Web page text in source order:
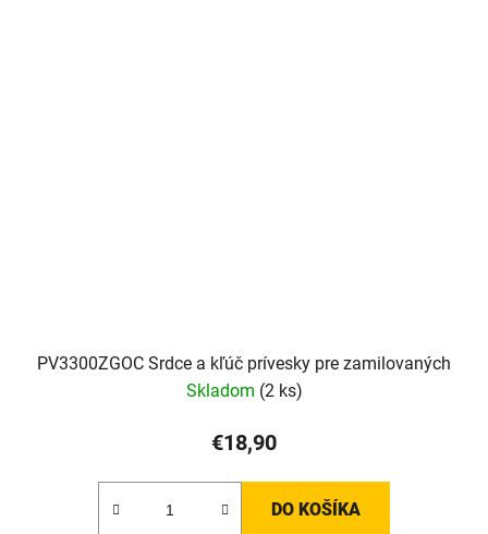
PV3300ZGOC Srdce a kľúč prívesky pre zamilovaných
Skladom (2 ks)
€18,90
DO KOŠÍKA